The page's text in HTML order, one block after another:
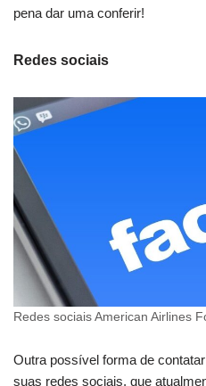
pena dar uma conferir!
Redes sociais
Redes sociais American Airlines
Outra possível forma de
suas redes sociais, que